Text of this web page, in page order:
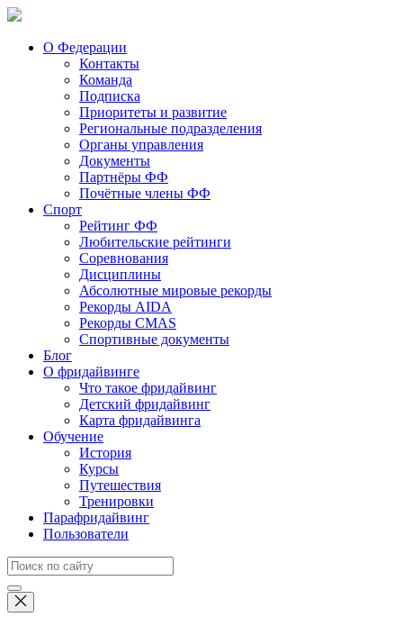
О Федерации
Контакты
Команда
Подписка
Приоритеты и развитие
Региональные подразделения
Органы управления
Документы
Партнёры ФФ
Почётные члены ФФ
Спорт
Рейтинг ФФ
Любительские рейтинги
Соревнования
Дисциплины
Абсолютные мировые рекорды
Рекорды AIDA
Рекорды CMAS
Спортивные документы
Блог
О фридайвинге
Что такое фридайвинг
Детский фридайвинг
Карта фридайвинга
Обучение
История
Курсы
Путешествия
Тренировки
Парафридайвинг
Пользователи